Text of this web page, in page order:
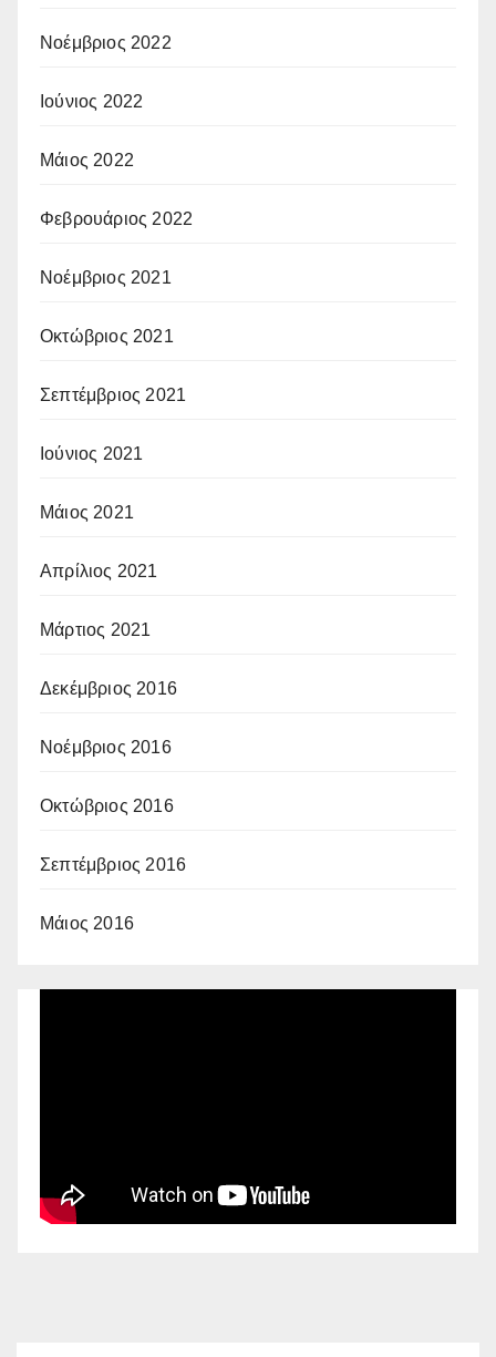
Νοέμβριος 2022
Ιούνιος 2022
Μάιος 2022
Φεβρουάριος 2022
Νοέμβριος 2021
Οκτώβριος 2021
Σεπτέμβριος 2021
Ιούνιος 2021
Μάιος 2021
Απρίλιος 2021
Μάρτιος 2021
Δεκέμβριος 2016
Νοέμβριος 2016
Οκτώβριος 2016
Σεπτέμβριος 2016
Μάιος 2016